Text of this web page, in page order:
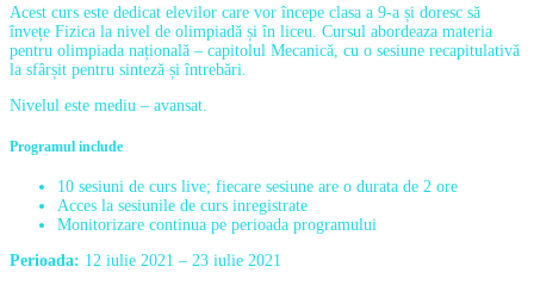
Acest curs este dedicat elevilor care vor începe clasa a 9-a și doresc să
învețe Fizica la nivel de olimpiadă și în liceu. Cursul abordeaza materia
pentru olimpiada națională – capitolul Mecanică, cu o sesiune recapitulativă
la sfârșit pentru sinteză și întrebări.
Nivelul este mediu – avansat.
Programul include
10 sesiuni de curs live; fiecare sesiune are o durata de 2 ore
Acces la sesiunile de curs inregistrate
Monitorizare continua pe perioada programului
Perioada: 12 iulie 2021 – 23 iulie 2021